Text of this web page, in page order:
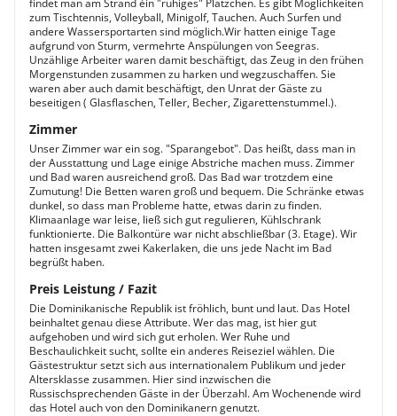
findet man am Strand éin "ruhiges" Plätzchen. Es gibt Möglichkeiten
zum Tischtennis, Volleyball, Minigolf, Tauchen. Auch Surfen und
andere Wassersportarten sind möglich.Wir hatten einige Tage
aufgrund von Sturm, vermehrte Anspülungen von Seegras.
Unzählige Arbeiter waren damit beschäftigt, das Zeug in den frühen
Morgenstunden zusammen zu harken und wegzuschaffen. Sie
waren aber auch damit beschäftigt, den Unrat der Gäste zu
beseitigen ( Glasflaschen, Teller, Becher, Zigarettenstummel.).
Zimmer
Unser Zimmer war ein sog. "Sparangebot". Das heißt, dass man in
der Ausstattung und Lage einige Abstriche machen muss. Zimmer
und Bad waren ausreichend groß. Das Bad war trotzdem eine
Zumutung! Die Betten waren groß und bequem. Die Schränke etwas
dunkel, so dass man Probleme hatte, etwas darin zu finden.
Klimaanlage war leise, ließ sich gut regulieren, Kühlschrank
funktionierte. Die Balkontüre war nicht abschließbar (3. Etage). Wir
hatten insgesamt zwei Kakerlaken, die uns jede Nacht im Bad
begrüßt haben.
Preis Leistung / Fazit
Die Dominikanische Republik ist fröhlich, bunt und laut. Das Hotel
beinhaltet genau diese Attribute. Wer das mag, ist hier gut
aufgehoben und wird sich gut erholen. Wer Ruhe und
Beschaulichkeit sucht, sollte ein anderes Reiseziel wählen. Die
Gästestruktur setzt sich aus internationalem Publikum und jeder
Altersklasse zusammen. Hier sind inzwischen die
Russischsprechenden Gäste in der Überzahl. Am Wochenende wird
das Hotel auch von den Dominikanern genutzt.